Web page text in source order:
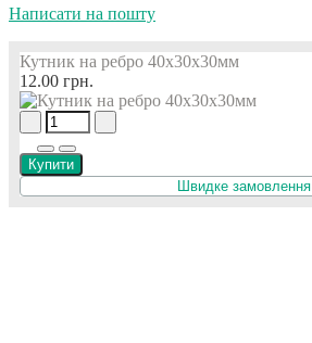
Написати на пошту
Кутник на ребро 40х30х30мм
12.00 грн.
Купити
Швидке замовлення